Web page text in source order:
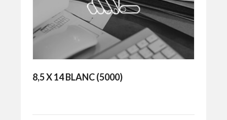
8,5 X 14 BLANC (5000)